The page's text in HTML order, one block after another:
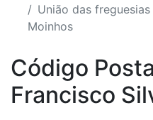
União das
Moinhos
Código
Francisco